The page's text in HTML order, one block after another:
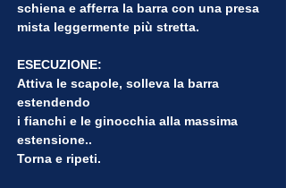
schiena e afferra la barra con una presa
mista leggermente più stretta.
ESECUZIONE:
Attiva le scapole, solleva la barra
estendendo
i fianchi e le ginocchia alla massima
estensione..
Torna e ripeti.